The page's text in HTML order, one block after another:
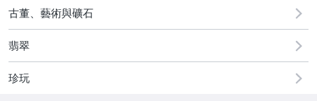
[全店] 粉絲專享
古董、藝術與礦石
翡翠
珍玩